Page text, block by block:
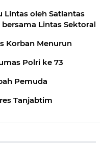
Lintas oleh Satlantas
Lintas Sektoral
Ops Zebra 2024 ,jumlah Kasus Korban Menurun
Polri ke 73
Pemuda
Tanjabtim